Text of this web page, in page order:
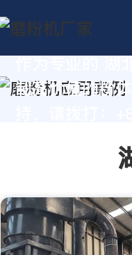
制高价值的粉